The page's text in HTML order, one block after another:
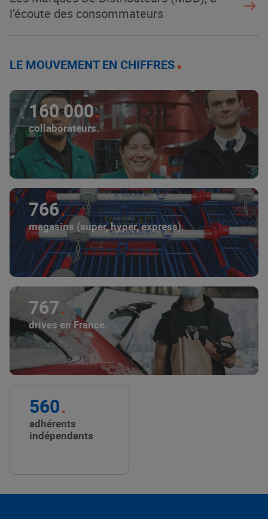
l’écoute des consommateurs
LE MOUVEMENT EN CHIFFRES
160 000
collaborateurs.
766
magasins (super, hyper, express).
767
drives en France.
560
adhérents
indépendants